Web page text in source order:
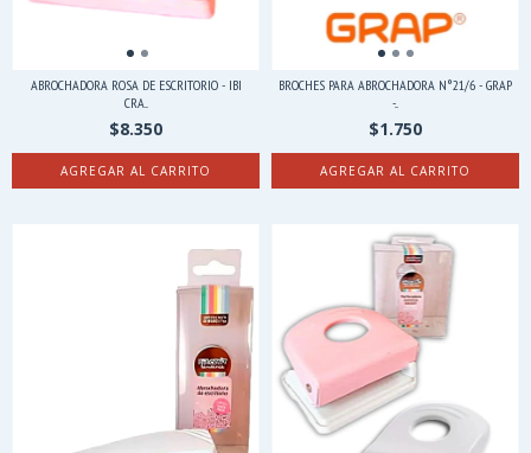
ABROCHADORA ROSA DE ESCRITORIO - IBI
CRA...
$8.350
BROCHES PARA ABROCHADORA N°21/6 - GRAP
-...
$1.750